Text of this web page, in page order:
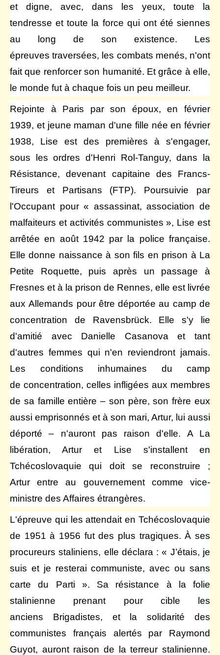
et digne, avec, dans les yeux, toute la
tendresse et toute la force qui ont été siennes
au long de son existence. Les
épreuves traversées, les combats menés, n'ont
fait que renforcer son humanité. Et grâce à elle,
le monde fut à chaque fois un peu meilleur.
Rejointe à Paris par son époux, en février
1939, et jeune maman d'une fille née en février
1938, Lise est des premières à s'engager,
sous les ordres d'Henri Rol-Tanguy, dans la
Résistance, devenant capitaine des Francs-
Tireurs et Partisans (FTP). Poursuivie par
l'Occupant pour « assassinat, association de
malfaiteurs et activités communistes », Lise est
arrêtée en août 1942 par la police française.
Elle donne naissance à son fils en prison à La
Petite Roquette, puis après un passage à
Fresnes et à la prison de Rennes, elle est livrée
aux Allemands pour être déportée au camp de
concentration de Ravensbrück. Elle s'y lie
d'amitié avec Danielle Casanova et tant
d'autres femmes qui n'en reviendront jamais.
Les conditions inhumaines du camp
de concentration, celles infligées aux membres
de sa famille entière – son père, son frère eux
aussi emprisonnés et à son mari, Artur, lui aussi
déporté – n'auront pas raison d'elle. A La
libération, Artur et Lise s'installent en
Tchécoslovaquie qui doit se reconstruire ;
Artur entre au gouvernement comme vice-
ministre des Affaires étrangères.
L'épreuve qui les attendait en Tchécoslovaquie
de 1951 à 1956 fut des plus tragiques. À ses
procureurs staliniens, elle déclara : « J’étais, je
suis et je resterai communiste, avec ou sans
carte du Parti ». Sa résistance à la folie
stalinienne prenant pour cible les
anciens Brigadistes, et la solidarité des
communistes français alertés par Raymond
Guyot, auront raison de la terreur stalinienne.